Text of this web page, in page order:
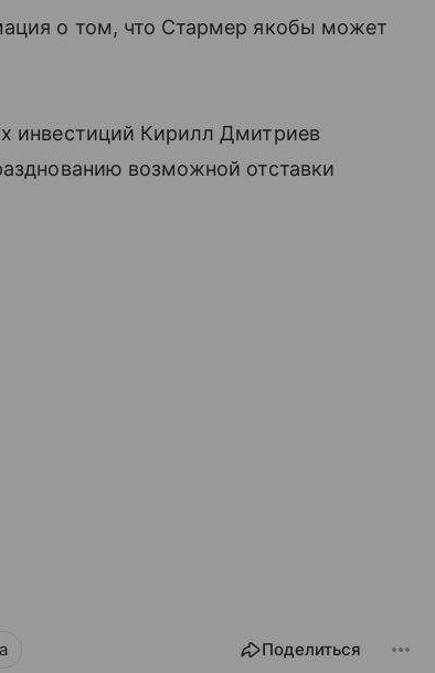
о том, что Стармер якобы может
инвестиций Кирилл Дмитриев
возможной отставки
Поделиться